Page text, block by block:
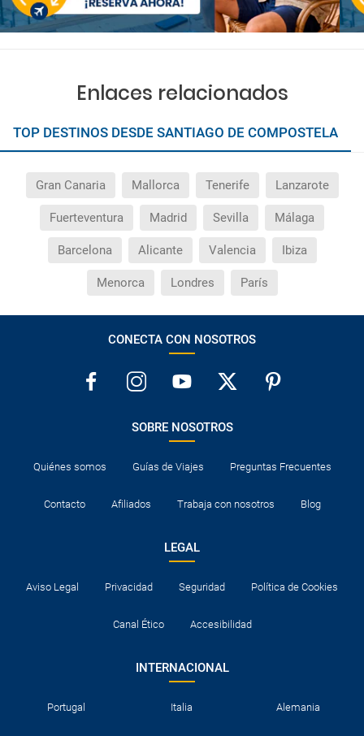
Enlaces relacionados
TOP DESTINOS DESDE SANTIAGO DE COMPOSTELA
Gran Canaria Mallorca Tenerife Lanzarote
Fuerteventura Madrid Sevilla Málaga
Barcelona Alicante Valencia Ibiza
Menorca Londres París
CONECTA CON NOSOTROS
SOBRE NOSOTROS
Quiénes somos Guías de Viajes Preguntas Frecuentes
Contacto Afiliados Trabaja con nosotros Blog
LEGAL
Aviso Legal Privacidad Seguridad Política de Cookies
Canal Ético Accesibilidad
INTERNACIONAL
Portugal Italia Alemania